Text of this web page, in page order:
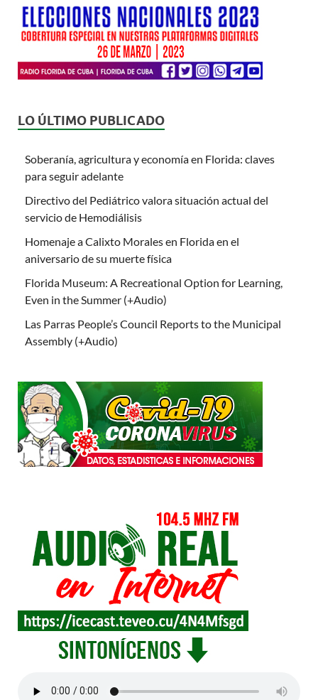
LO ÚLTIMO PUBLICADO
Soberanía, agricultura y economía en Florida: claves
para seguir adelante
Directivo del Pediátrico valora situación actual del
servicio de Hemodiálisis
Homenaje a Calixto Morales en Florida en el
aniversario de su muerte física
Florida Museum: A Recreational Option for Learning,
Even in the Summer (+Audio)
Las Parras People’s Council Reports to the Municipal
Assembly (+Audio)